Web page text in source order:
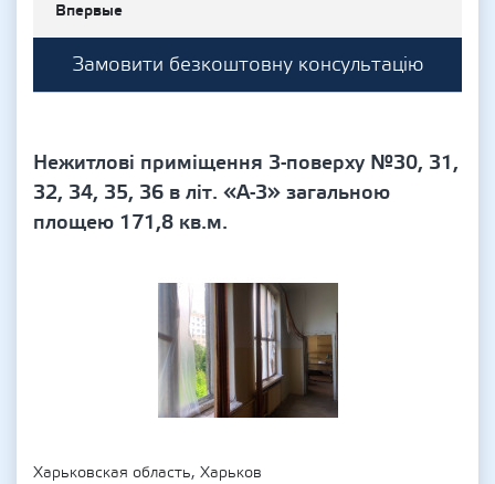
Впервые
Замовити безкоштовну консультацію
Нежитлові приміщення 3-поверху №30, 31,
32, 34, 35, 36 в літ. «А-3» загальною
площею 171,8 кв.м.
Харьковская область, Харьков